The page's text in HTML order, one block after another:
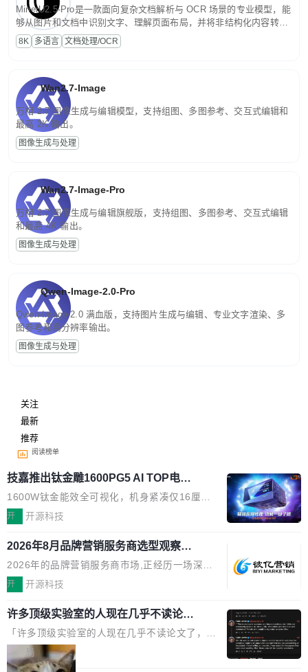
MinerU2.5-Pro是一款面向复杂文档解析与 OCR 场景的专业模型，能
够从图片和文档中识别文字、理解页面布局，并将非结构化内容转换
为便于存储、检索和二次处理的结构化结果。
8K 多语言 文档处理/OCR
Wan2.7-Image
万相 2.7 图像生成与编辑模型，支持组图、多图参考、交互式编辑和
最高 2K 输出。
图像生成与处理
Wan2.7-Image-Pro
万相 2.7 图像生成与编辑旗舰版，支持组图、多图参考、交互式编辑
和最高 4K 输出。
图像生成与处理
Qwen-Image-2.0-Pro
Qwen-Image-2.0 满血版，支持图片生成与编辑、专业文字渲染、多
图参考和高分辨率输出。
图像生成与处理
关注
最新
推荐
阅读榜单
技嘉推出钛金雕1600PG5 AI TOP电
源：为发烧级主机与本地AI算力打造旗
舰供电方案
1600W钛金能效全可视化，机身紧凑仅16厘米
继2026台北电脑展首度亮相后，技嘉科技近日正
电源专为发烧级DIY主机与本地AI算力平台打
造，整机长度仅16厘米，提供1600W额定功率
与80PLUS钛金能效；支持ATX 3.1与PCIe 5.1
实时LCD监控屏，可充分满足当下高阶PC主机
的严苛使用需求。 澎湃功率，紧凑机身 钛金雕1
600PG5 AI TOP具备强悍输出功率，同时实现
机身尺寸大幅精简。整机长度仅16厘米，属于同
开 开源科技
2026年8月品牌营销服务商选型观察：
从流量思维到品牌资产思维的范式转移
2026年的品牌营销服务商市场,正经历一场深刻
的价值重构。全球全案品牌代理机构市场从2025
复合增长率达5.44%,预计2032年将突破120亿美
元。数字广告与公共关系相关服务市场更是从20
25年的8463亿美元扩张至2026年的8763亿美
元。数字的背后是一个清晰的事实——品牌对专
开 开源科技
许多顶级实验室的人现在几乎不读论文
了
「许多顶级实验室的人现在几乎不读论文了，而
且他们认为 ICLR/ICML/NeurIPS 充斥着大量过
度宣传和欺诈。」 OpenAI 研究员 Keller Jorda
局